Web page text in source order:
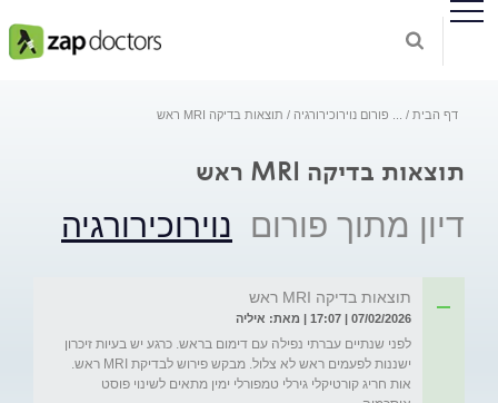
דף הבית פורום נוירוכירורגיה תוצאות בדיקה MRI ראש
תוצאות בדיקה MRI ראש
דיון מתוך פורום נוירוכירורגיה
תוצאות בדיקה MRI ראש
07/02/2026 | 17:07 | מאת: איליה
לפני שנתיים עברתי נפילה עם דימום בראש. כרגע יש בעיות זיכרון
אות חריג קורטיקלי גירלי טמפורלי ימין מתאים לשינוי פוסט